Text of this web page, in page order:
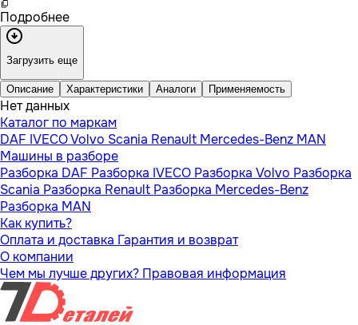
Подробнее
Загрузить еще
Описание Характеристики Аналоги Применяемость
Нет данных
Каталог по маркам
DAF IVECOVolvo Scania Renault Mercedes-Benz MAN
Машины в разборе
Разборка DAF Разборка IVECO Разборка Volvo Разборка
Scania Разборка Renault Разборка Mercedes-Benz
Разборка MAN
Как купить?
Оплата и доставка Гарантия и возврат
О компании
Чем мы лучше других? Правовая информация